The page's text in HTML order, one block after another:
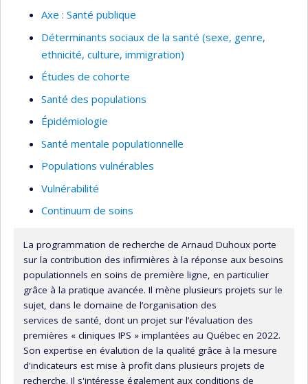
Axe : Santé publique
Déterminants sociaux de la santé (sexe, genre,
ethnicité, culture, immigration)
Études de cohorte
Santé des populations
Épidémiologie
Santé mentale populationnelle
Populations vulnérables
Vulnérabilité
Continuum de soins
La programmation de recherche de Arnaud Duhoux porte
sur la contribution des infirmières à la réponse aux besoins
populationnels en soins de première ligne, en particulier
grâce à la pratique avancée. Il mène plusieurs projets sur le
sujet, dans le domaine de l’organisation des
services de santé, dont un projet sur l’évaluation des
premières « cliniques IPS » implantées au Québec en 2022.
Son expertise en évalution de la qualité grâce à la mesure
d'indicateurs est mise à profit dans plusieurs projets de
recherche. Il s'intéresse également aux conditions de